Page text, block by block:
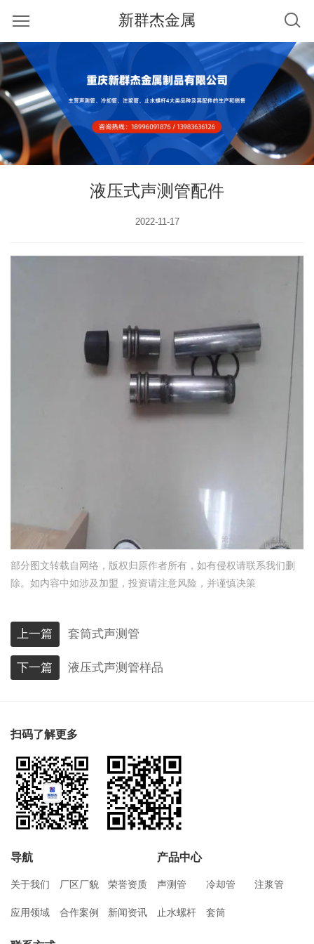
新群杰金属
液压式声测管配件
2022-11-17
部分图文转载自网络，版权归原作者所有，如有侵权请联系我们删
除。如内容中如涉及加盟，投资请注意风险，并谨慎决策
上一篇 套筒式声测管
下一篇 液压式声测管样品
扫码了解更多
导航
关于我们 厂区厂貌 荣誉资质
应用领域 合作案例 新闻资讯
产品中心
声测管 冷却管 注浆管
止水螺杆 套筒